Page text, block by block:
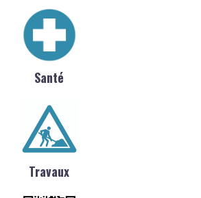
Santé
Travaux